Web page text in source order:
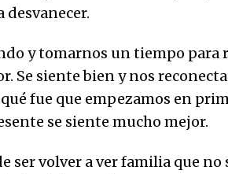
desvanecer.
y tomarnos un tiempo para
Se siente bien y nos
fue que empezamos en
se siente mucho mejor.
ser volver a ver familia que no